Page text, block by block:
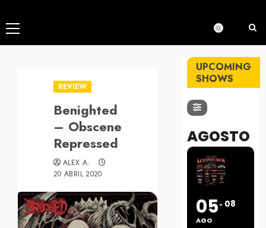
Menú
principal
REVIEW
Benighted
– Obscene
Repressed
ALEX A.
20 ABRIL 2020
UPCOMING
SHOWS
AGOSTO
05
AGO
08